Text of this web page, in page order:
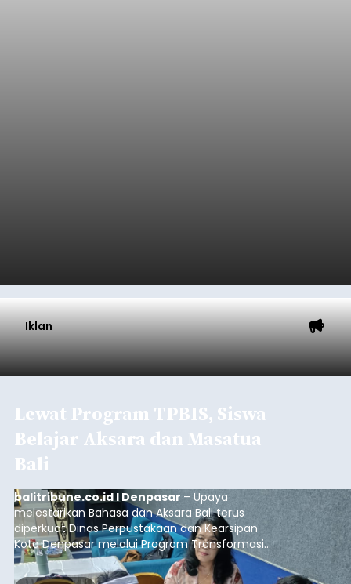
Iklan
Lewat Program TPBIS, Siswa
Belajar Aksara dan Masatua
Bali
balitribune.co.id I Denpasar – Upaya
melestarikan Bahasa dan Aksara Bali terus
diperkuat Dinas Perpustakaan dan Kearsipan
Kota Denpasar melalui Program Transformasi
Perpustakaan Berbasis Inklusi Sosial (TPBIS).
Tahun ini, sebanyak 63 siswa kelas IV dan V SD